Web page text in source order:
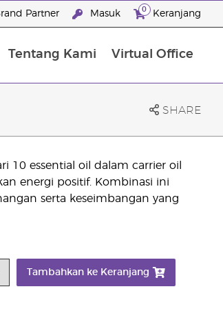
Partner Masuk 0 Keranjang
Tentang Kami Virtual Office
SHARE
10 essential oil dalam carrier oil
energi positif. Kombinasi ini
serta keseimbangan yang
Tambahkan ke Keranjang